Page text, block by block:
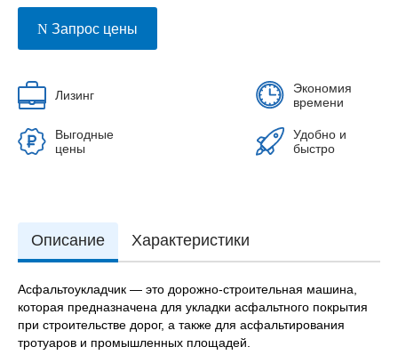
Запрос цены
Лизинг
Экономия
времени
Выгодные
цены
Удобно и
быстро
Описание Характеристики
Асфальтоукладчик — это дорожно-строительная машина,
которая предназначена для укладки асфальтного покрытия
при строительстве дорог, а также для асфальтирования
тротуаров и промышленных площадей.